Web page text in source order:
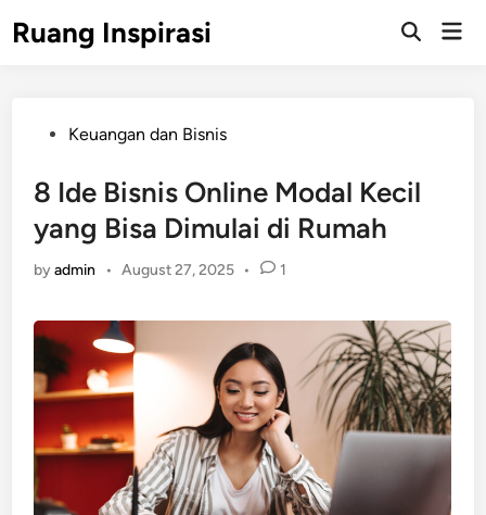
toRuang Inspirasi
PostedKeuangan dan Bisnis
8 Ide Bisnis Online Modal Kecil
yang Bisa Dimulai di Rumah
byadmin • August 27, 2025 • 1